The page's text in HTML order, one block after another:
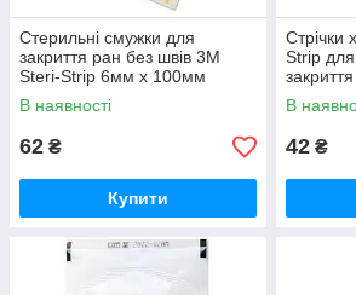
Стерильні смужки для
закриття ран без швів 3M
Steri-Strip 6мм x 100мм
В наявності
62 ₴
Купити
Стрічки
Strip
фіксації
В
42 ₴